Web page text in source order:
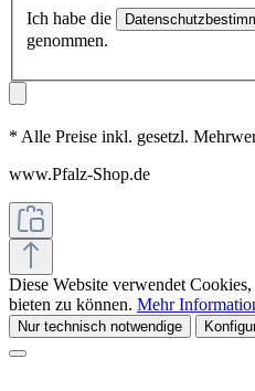
Ich habe die
genommen.
* Alle Preise inkl. gesetzl.
www.Pfalz-Shop.de
Diese Website verwendet
bieten zu können. Mehr
Nur technisch notwendige